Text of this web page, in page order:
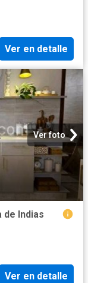
Ver en detalle
Ver foto
de Indias
Ver en detalle